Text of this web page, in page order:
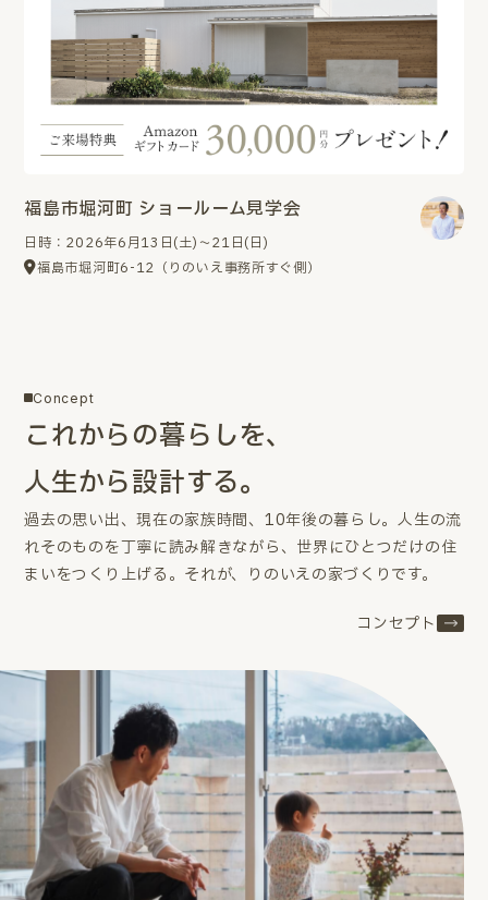
福島市堀河町 ショールーム見学会
日時：2026年6月13日(土)～21日(日)
福島市堀河町6-12（りのいえ事務所すぐ側）
Concept
これからの暮らしを、
人生から設計する。
過去の思い出、現在の家族時間、10年後の暮らし。人生の流
れそのものを丁寧に読み解きながら、世界にひとつだけの住
まいをつくり上げる。 それが、りのいえの家づくりです。
コンセプト